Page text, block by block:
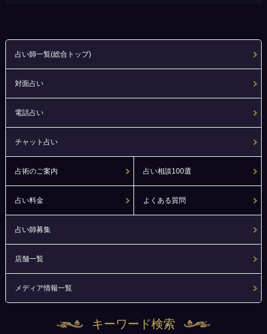
占い師一覧(総合トップ)
対面占い
電話占い
チャット占い
占術のご案内 占い相談100選
占い料金 よくある質問
占い師募集
店舗一覧
メディア情報一覧
キーワード検索